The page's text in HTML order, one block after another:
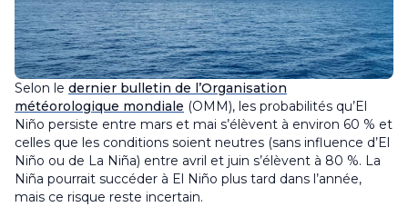
Selon le dernier bulletin de l’Organisation
météorologique mondiale (OMM), les probabilités qu’El
Niño persiste entre mars et mai s’élèvent à environ 60 % et
celles que les conditions soient neutres (sans influence d’El
Niño ou de La Niña) entre avril et juin s’élèvent à 80 %. La
Niña pourrait succéder à El Niño plus tard dans l’année,
mais ce risque reste incertain.